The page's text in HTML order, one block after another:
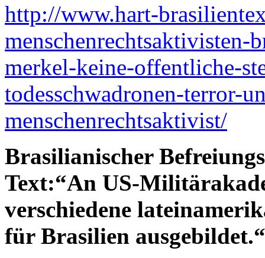
http://www.hart-
menschenrechtsaktivisten-
merkel-keine-offentliche-
todesschwadronen-terror-
menschenrechtsaktivist/
Brasilianischer
Text:“An US-
verschiedene
für Brasilien ausgebildet.“